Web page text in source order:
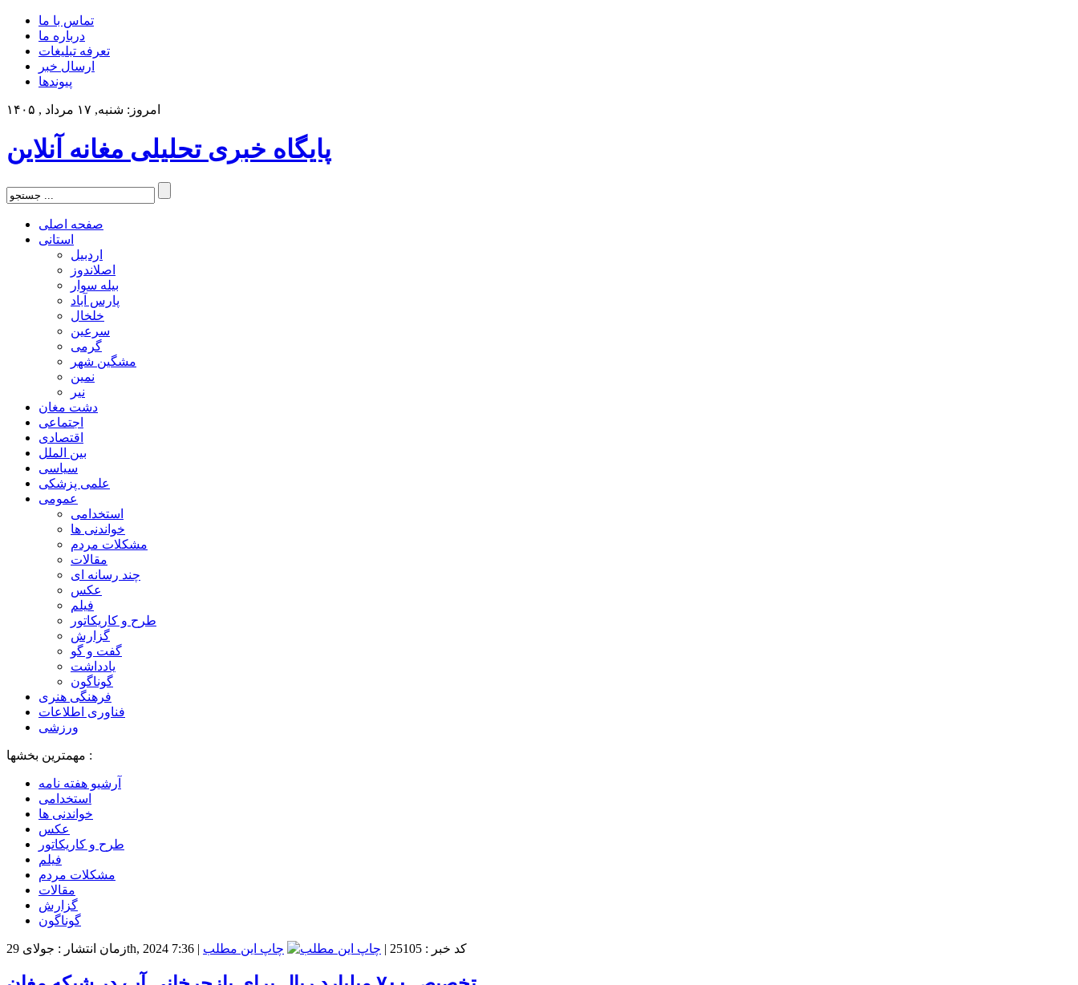
تماس با ما
درباره ما
تعرفه تبلیغات
ارسال خبر
پیوندها
امروز: شنبه, ۱۷ مرداد , ۱۴۰۵
پایگاه خبری تحلیلی مغانه آنلاین
صفحه اصلی
استانی
اردبیل
اصلاندوز
بیله سوار
پارس آباد
خلخال
سرعین
گرمی
مشگین شهر
نمین
نیر
دشت مغان
اجتماعی
اقتصادی
بین الملل
سیاسی
علمی پزشکی
عمومی
استخدامی
خواندنی ها
مشکلات مردم
مقالات
چند رسانه ای
عکس
فیلم
طرح و کاریکاتور
گزارش
گفت و گو
یادداشت
گوناگون
فرهنگی هنری
فناوری اطلاعات
ورزشی
مهمترین بخشها :
آرشیو هفته نامه
استخدامی
خواندنی ها
عکس
طرح و کاریکاتور
فیلم
مشکلات مردم
مقالات
گزارش
گوناگون
زمان انتشار : جولای 29th, 2024 7:36 | کد خبر : 25105 | چاپ این مطلب